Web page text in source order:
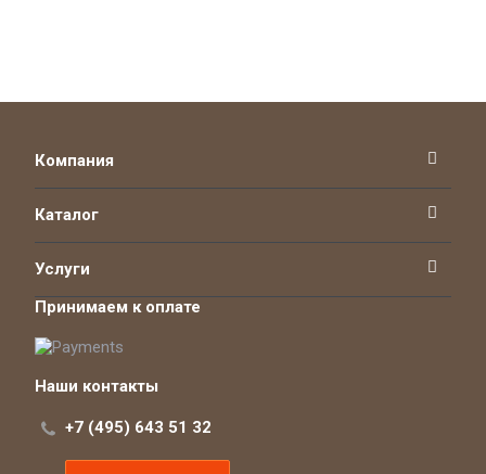
Компания
Каталог
Услуги
Принимаем к оплате
Наши контакты
+7 (495) 643 51 32